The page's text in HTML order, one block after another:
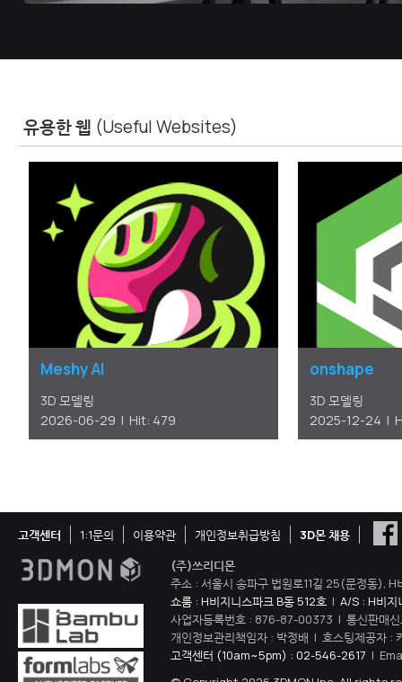
유용한 웹 (Useful Websites)
Meshy AI
3D 모델링
2026-06-29 | Hit: 479
onshape
3D 모델링
2025-12-24 |
고객센터 1:1문의 이용약관 개인정보취급방침
3D몬 채용
(주)쓰리디몬
주소 : 서울시 송파구 법원로11길 25(문정동),
쇼룸 : H비지니스파크 B동 512호 | A/S : H비지
사업자등록번호 : 876-87-00373 | 통신판매
개인정보관리책임자 : 박정배 | 호스팅제공자 :
고객센터 (10am~5pm) : 02-546-2617 |